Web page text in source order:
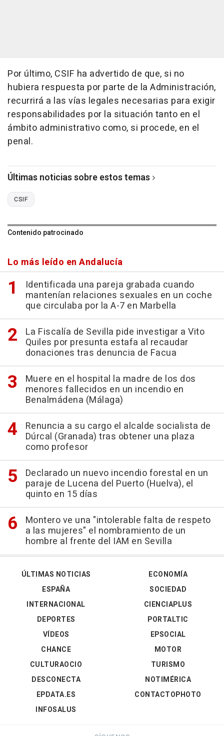
Por último, CSIF ha advertido de que, si no
hubiera respuesta por parte de la Administración,
recurrirá a las vías legales necesarias para exigir
responsabilidades por la situación tanto en el
ámbito administrativo como, si procede, en el
penal.
Últimas noticias sobre estos temas
CSIF
Contenido patrocinado
Lo más leído en Andalucía
Identificada una pareja grabada cuando
mantenían relaciones sexuales en un coche
que circulaba por la A-7 en Marbella
La Fiscalía de Sevilla pide investigar a Vito
Quiles por presunta estafa al recaudar
donaciones tras denuncia de Facua
Muere en el hospital la madre de los dos
menores fallecidos en un incendio en
Benalmádena (Málaga)
Renuncia a su cargo el alcalde socialista de
Dúrcal (Granada) tras obtener una plaza
como profesor
Declarado un nuevo incendio forestal en un
paraje de Lucena del Puerto (Huelva), el
quinto en 15 días
Montero ve una "intolerable falta de respeto
a las mujeres" el nombramiento de un
hombre al frente del IAM en Sevilla
ÚLTIMAS NOTICIAS
ESPAÑA
INTERNACIONAL
DEPORTES
VÍDEOS
ECONOMÍA
SOCIEDAD
CIENCIAPLUS
PORTALTIC
EPSOCIAL
CHANCE
CULTURAOCIO
DESCONECTA
EPDATA.ES
INFOSALUS
MOTOR
TURISMO
NOTIMÉRICA
CONTACTOPHOTO